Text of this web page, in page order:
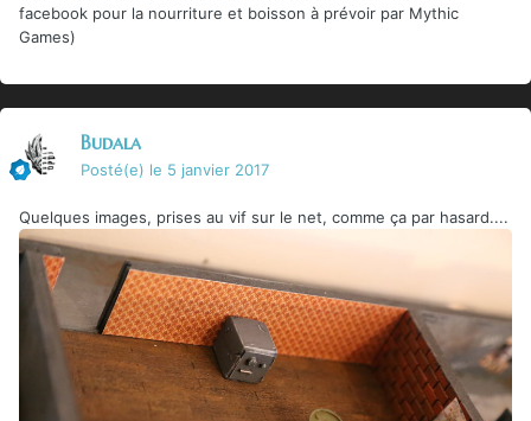
facebook pour la nourriture et boisson à prévoir par Mythic
Games)
Budala
Posté(e) le 5 janvier 2017
Quelques images, prises au vif sur le net, comme ça par hasard....